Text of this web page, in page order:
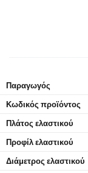
Παραγωγός
Κωδικός προϊόντος
Πλάτος ελαστικού
Προφίλ ελαστικού
Διάμετρος ελαστικού